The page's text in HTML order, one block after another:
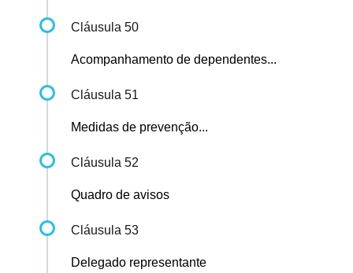
Cláusula 50
Acompanhamento de dependentes...
Cláusula 51
Medidas de prevenção...
Cláusula 52
Quadro de avisos
Cláusula 53
Delegado representante